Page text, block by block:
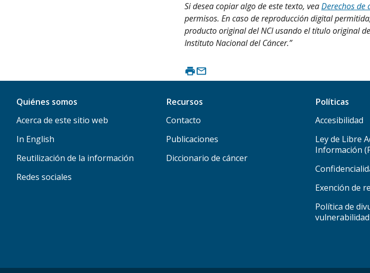
Si desea copiar algo de este texto, veaDerechos de
permisos. En caso de reproducción digital
producto original del NCI usando el título original
Instituto Nacional del Cáncer.”
Quiénes somos
Acerca de este sitio web
In English
Reutilización de la información
Redes sociales
Recursos
Contacto
Publicaciones
Diccionario de cáncer
Políticas
Accesibilidad
Ley de Libre
Información
Exención de
Política de